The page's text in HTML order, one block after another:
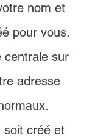
nom et
pour vous.
centrale sur
adresse
soit créé et